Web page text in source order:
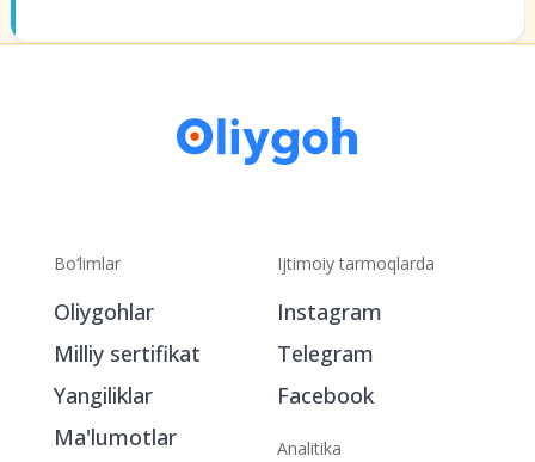
Bo‘limlar
Oliygohlar
Milliy sertifikat
Yangiliklar
Ma'lumotlar
Ijtimoiy tarmoqlarda
Instagram
Telegram
Facebook
Analitika